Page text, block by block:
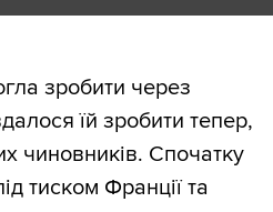
зробити через
їй зробити тепер,
чиновників. Спочатку
тиском Франції та